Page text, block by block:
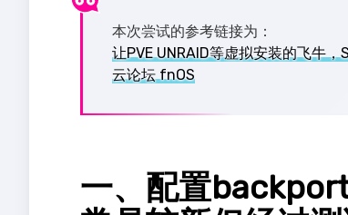
本次尝试的参考链接为：
让PVE UNRAID等虚拟安装的飞牛
云论坛 fnOS
一、配置